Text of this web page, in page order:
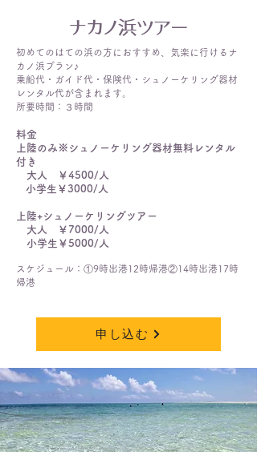
ナカノ浜ツアー
初めてのはての浜の方におすすめ、気楽に行けるナ
カノ浜プラン♪
乗船代・ガイド代・保険代・シュノーケリング器材
レンタル代が含まれます。
所要時間：３時間
料金
上陸のみ※シュノーケリング器材無料レンタル
付き
大人 ￥4500/人
小学生￥3000/人
上陸+シュノーケリングツアー
大人 ￥7000/人
小学生￥5000/人
スケジュール：①9時出港12時帰港②14時出港17時
帰港
申し込む